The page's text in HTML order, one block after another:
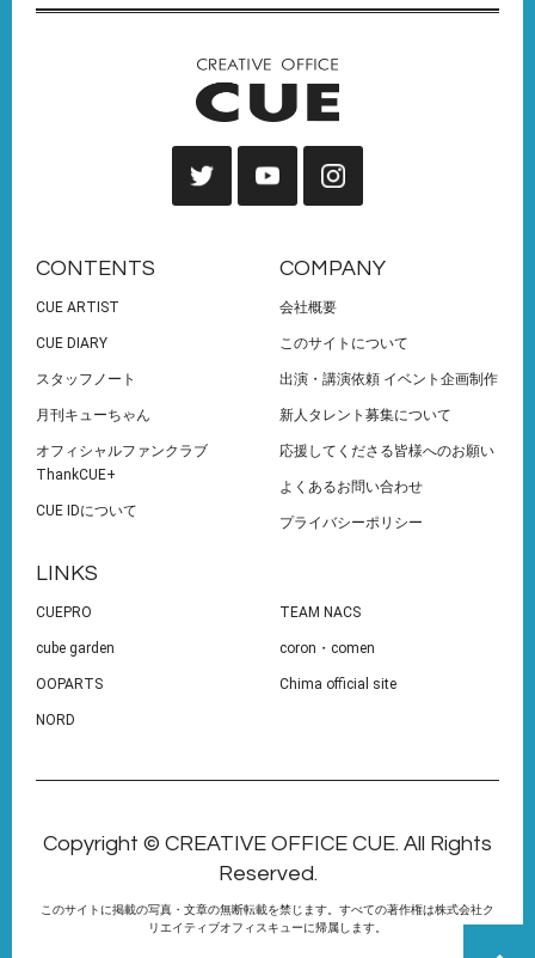
CONTENTS
CUE ARTIST
CUE DIARY
スタッフノート
月刊キューちゃん
オフィシャルファンクラブ
ThankCUE+
CUE IDについて
COMPANY
会社概要
このサイトについて
出演・講演依頼 イベント企画制作
新人タレント募集について
応援してくださる皆様へのお願い
よくあるお問い合わせ
プライバシーポリシー
LINKS
CUEPRO TEAM NACS
cube garden coron・comen
OOPARTS Chima official site
NORD
Copyright © CREATIVE OFFICE CUE. All Rights
Reserved.
このサイトに掲載の写真・文章の無断転載を禁じます。すべての著作権は株式会社ク
リエイティブオフィスキューに帰属します。